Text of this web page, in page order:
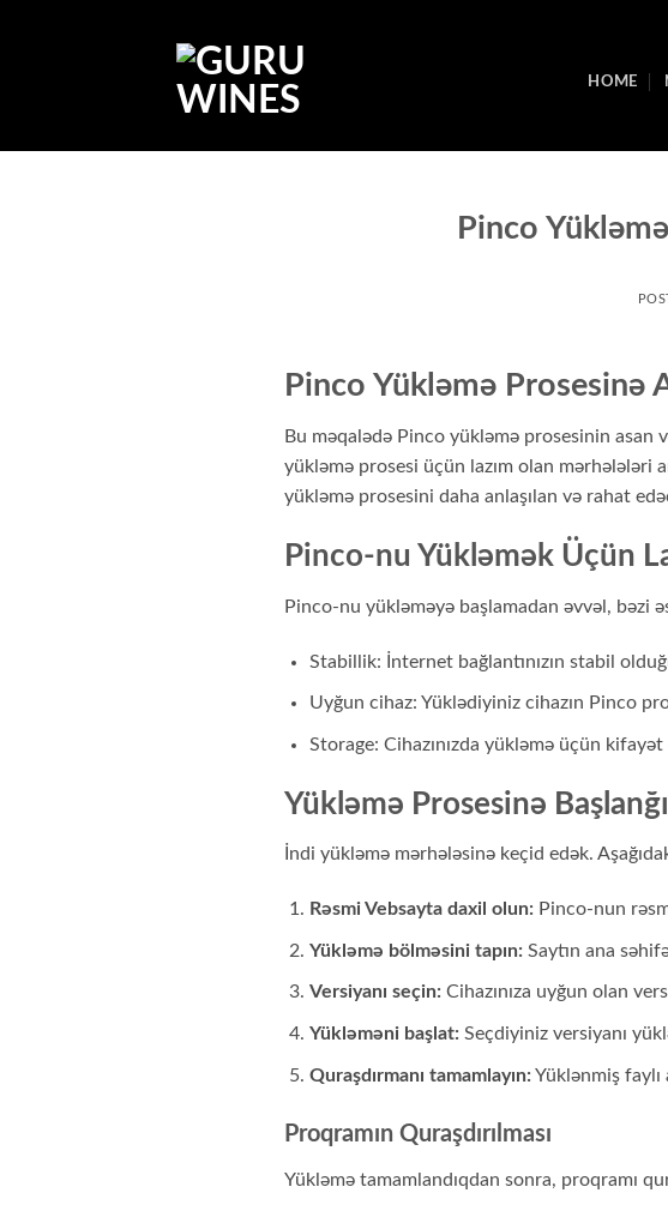
HOME
Pinco
Pinco Yükləmə Prosesinə
Bu məqalədə Pinco yükləmə prosesinin
yükləmə prosesi üçün lazım olan mərhələləri
yükləmə prosesini daha anlaşılan və rahat
Pinco-nu Yükləmək Üçün
Pinco-nu yükləməyə başlamadan əvvəl, bəzi
Stabillik: İnternet bağlantınızın stabil
Uyğun cihaz: Yüklədiyiniz cihazın Pinco
Storage: Cihazınızda yükləmə üçün
Yükləmə Prosesinə
İndi yükləmə mərhələsinə keçid edək.
Rəsmi Vebsayta daxil olun:Pinco-nun
Yükləmə bölməsini tapın:Saytın ana
Versiyanı seçin:Cihazınıza uyğun olan
Yükləməni başlat:Seçdiyiniz versiyanı
Quraşdırmanı tamamlayın:Yüklənmiş faylı
Proqramın Quraşdırılması
Yükləmə tamamlandıqdan sonra, proqramı